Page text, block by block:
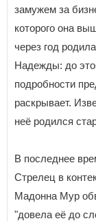
замужем за
которого она
через год
Надежды: до
подробности
раскрывает.
неё родился
В последнее
Стрелец в
Мадонна Мур
"довела её до